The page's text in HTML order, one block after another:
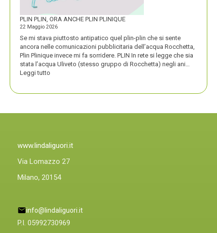
PLIN PLIN, ORA ANCHE PLIN PLINIQUE
22 Maggio 2026
Se mi stava piuttosto antipatico quel plin-plin che si sente
ancora nelle comunicazioni pubblicitaria dell’acqua Rocchetta,
Plin Plinique invece mi fa sorridere. PLIN In rete si legge che sia
stata l’acqua Uliveto (stesso gruppo di Rocchetta) negli ani…
Leggi tutto
www.lindaliguori.it
Via Lomazzo 27
Milano, 20154
info@lindaliguori.it
P.I. 05992730969